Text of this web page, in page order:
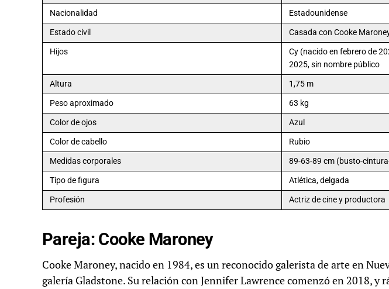
Nacionalidad
Estadounidense
Estado civil
Casada con Cooke
Hijos
Cy (nacido en febrero de
2025, sin nombre público
Altura
1,75 m
Peso aproximado
63 kg
Color de ojos
Azul
Color de cabello
Rubio
Medidas corporales
89-63-89 cm (busto-
Tipo de figura
Atlética, delgada
Profesión
Actriz de cine y productora
Pareja: Cooke Maroney
Cooke Maroney, nacido en 1984, es un reconocido galerista de arte en
galería Gladstone. Su relación con Jennifer Lawrence comenzó en 2018, y